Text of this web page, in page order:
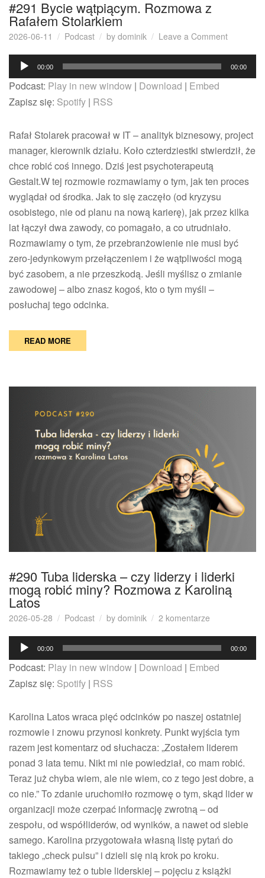
#291 Bycie wątpiącym. Rozmowa z
Rafałem Stolarkiem
2026-06-11 Podcast by dominik Leave a Commenton
Rozmowa
Odtwarzacz
plików
dźwiękowych
00:00 00:00
Podcast: Play in new window | Download | Embed
Zapisz się: Spotify | RSS
Rafał Stolarek pracował w IT – analityk biznesowy, project
manager, kierownik działu. Koło czterdziestki stwierdził, że
chce robić coś innego. Dziś jest psychoterapeutą
Gestalt.W tej rozmowie rozmawiamy o tym, jak ten proces
wyglądał od środka. Jak to się zaczęło (od kryzysu
osobistego, nie od planu na nową karierę), jak przez kilka
lat łączył dwa zawody, co pomagało, a co utrudniało.
Rozmawiamy o tym, że przebranżowienie nie musi być
zero-jedynkowym przełączeniem i że wątpliwości mogą
być zasobem, a nie przeszkodą. Jeśli myślisz o zmianie
zawodowej – albo znasz kogoś, kto o tym myśli –
posłuchaj tego odcinka.
READ MORE
#290 Tuba liderska – czy liderzy i liderki
mogą robić miny? Rozmowa z Karoliną
Latos
2026-05-28 Podcast by dominik 2 komentarze
liderska
–
liderki
mogą
robić
miny?
Rozmowa
z
Karoliną
Latos
Odtwarzacz
plików
dźwiękowych
00:00 00:00
Podcast: Play in new window | Download | Embed
Zapisz się: Spotify | RSS
Karolina Latos wraca pięć odcinków po naszej ostatniej
rozmowie i znowu przynosi konkrety. Punkt wyjścia tym
razem jest komentarz od słuchacza: „Zostałem liderem
ponad 3 lata temu. Nikt mi nie powiedział, co mam robić.
Teraz już chyba wiem, ale nie wiem, co z tego jest dobre, a
co nie.” To zdanie uruchomiło rozmowę o tym, skąd lider w
organizacji może czerpać informację zwrotną – od
zespołu, od współliderów, od wyników, a nawet od siebie
samego. Karolina przygotowała własną listę pytań do
takiego „check pulsu” i dzieli się nią krok po kroku.
Rozmawiamy też o tubie liderskiej – pojęciu z książki